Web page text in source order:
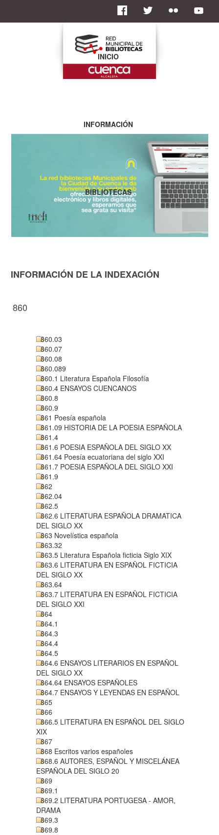
INFORMACIÓN DE LA INDEXACIÓN
860
860.03
860.07
860.08
860.089
860.1 Literatura Española Filosofía
860.4 ENSAYOS CUENCANOS
860.8
860.9
861 Poesía española
861.09 HISTORIA DE LA POESIA ESPAÑOLA
861.4
861.6 POESIA ESPAÑOLA DEL SIGLO XX
861.64 Poesía ecuatoriana del siglo XXI
861.7 POESIA ESPAÑOLA DEL SIGLO XXI
861.9
862
862.04
862.5
862.6 LITERATURA ESPAÑOLA DRAMATICA
DEL SIGLO XX
863 Novelística española
863.32
863.5 Literatura Española ficticia Siglo XIX
863.6 LITERATURA EN ESPAÑOL FICTICIA
DEL SIGLO XX
863.64
863.7 LITERATURA EN ESPAÑOL FICTICIA
DEL SIGLO XXI
864
864.1
864.3
864.4
864.5
864.6 ENSAYOS LITERARIOS EN ESPAÑOL
DEL SIGLO XX
864.64 ENSAYOS ESPAÑOLES
864.7 ENSAYOS Y LEYENDAS EN ESPAÑOL
865
866
866.5 LITERATURA EN ESPAÑOL DEL SIGLO
XIX
867
868 Escritos varios españoles
868.6 AUTORES, ESPAÑOL Y MISCELÁNEA
ESPAÑOLA DEL SIGLO 20
869
869.1
869.2 LITERATURA PORTUGESA - AMOR,
DRAMA
869.3
869.8
INICIO
INFORMACIÓN
BIBLIOTECAS